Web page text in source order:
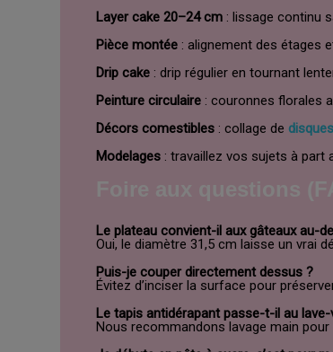
Layer cake 20–24 cm : lissage continu
Pièce montée : alignement des étages
Drip cake : drip régulier en tournant
Peinture circulaire : couronnes florales
Décors comestibles : collage de
Modelages : travaillez vos sujets à part
Le plateau convient-il aux gâteaux au-
Oui, le diamètre 31,5 cm laisse un vrai
Puis-je couper directement dessus ?
Évitez d’inciser la surface pour
Le tapis antidérapant passe-t-il au
Nous recommandons lavage main pour